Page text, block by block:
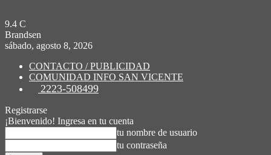
9.4 C
Brandsen
sábado, agosto 8, 2026
CONTACTO / PUBLICIDAD
COMUNIDAD INFO SAN VICENTE
2223-508499
Registrarse
¡Bienvenido! Ingresa en tu cuenta
tu nombre de usuario
tu contraseña